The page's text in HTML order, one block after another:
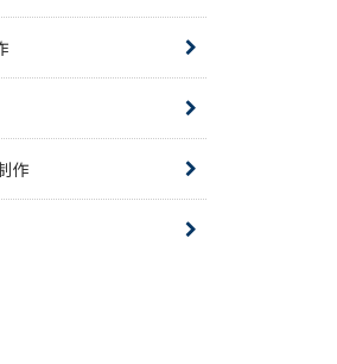
作